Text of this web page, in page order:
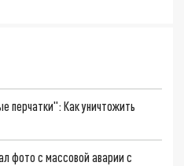
перчатки": Как уничтожить
фото с массовой аварии с